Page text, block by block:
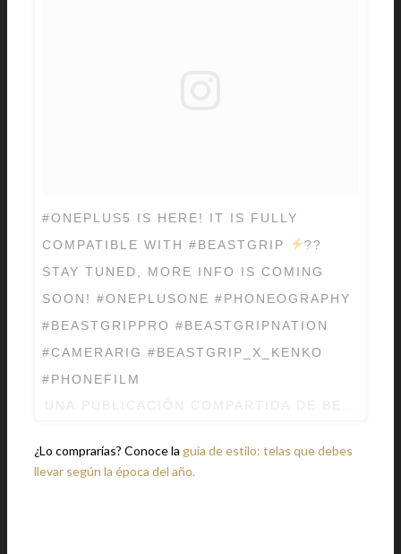
#ONEPLUS5 IS HERE! IT IS FULLY
COMPATIBLE WITH #BEASTGRIP
??
STAY TUNED, MORE INFO IS COMING
SOON! #ONEPLUSONE #PHONEOGRAPHY
#BEASTGRIPPRO #BEASTGRIPNATION
#CAMERARIG #BEASTGRIP_X_KENKO
#PHONEFILM
¿Lo comprarías? Conoce la guía de estilo: telas que debes
llevar según la época del año.